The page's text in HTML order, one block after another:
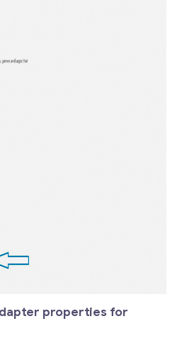
properties for